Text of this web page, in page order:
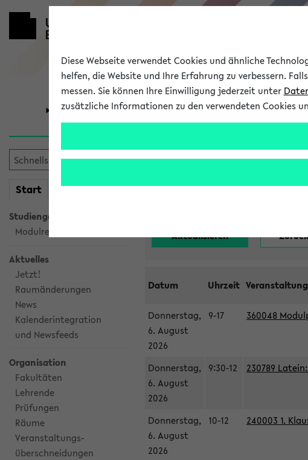
Universität Forschung
Start meineKVV
Studiengangsauswahl
Modulrecherche
Aktuelles
Jetzt!
Raumänderungen
News
Kalenderintegration
und Newsfeeds
Organisation
Fakultäten
Lehrende
Prüfungen
Räume
Veranstaltungs-
überschneidungen
Alle noch
Datum Uhrzeit
Donnerstag,
6. August
2026
9-17 360048
Donnerstag,
6. August
2026
9:30-12 230789
Donnerstag,
6. August
2026
10-12 240003 1.
Diese Webseite verwendet Cookies und ähnliche
helfen, die Website und Ihre Erfahrung zu verbessern.
messen. Sie können Ihre Einwilligung jederzeit unter
zusätzliche Informationen zu den verwendeten Cookies